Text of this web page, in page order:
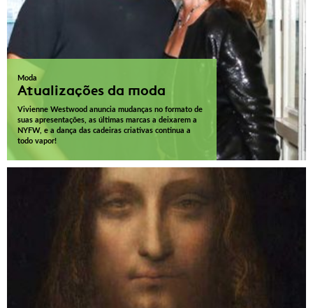
Moda
Atualizações da moda
Vivienne Westwood anuncia mudanças no formato de
suas apresentações, as últimas marcas a deixarem a
NYFW, e a dança das cadeiras criativas continua a
todo vapor!